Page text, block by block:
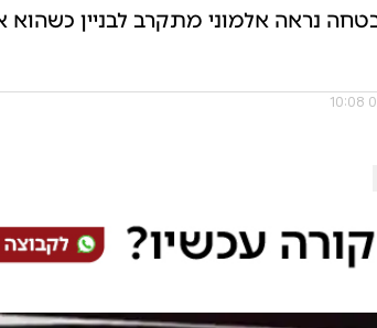
נראה אלמוני מתקרב לבניין כשהוא